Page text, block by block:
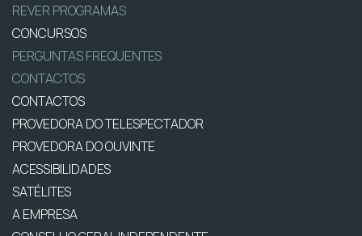
REVER PROGRAMAS
CONCURSOS
PERGUNTAS FREQUENTES
CONTACTOS
CONTACTOS
PROVEDORA DO TELESPECTADOR
PROVEDORA DO OUVINTE
ACESSIBILIDADES
SATÉLITES
A EMPRESA